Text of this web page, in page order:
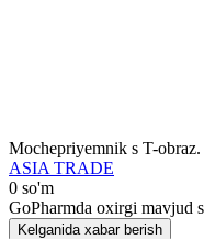
Mochepriyemnik s T-
ASIA TRADE
0 so'm
GoPharmda oxirgi mavjud
Kelganida xabar berish